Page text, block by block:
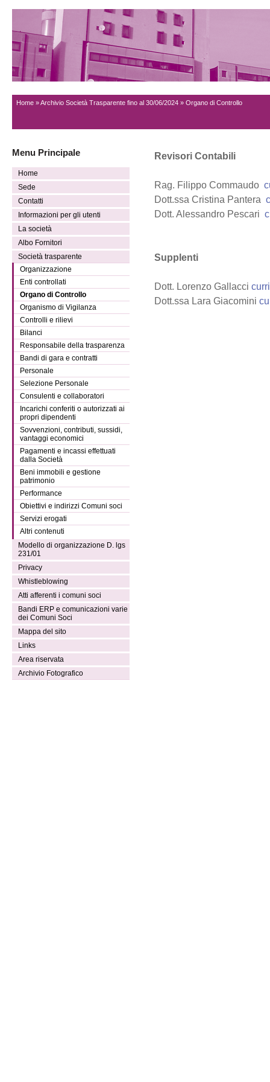
Home »Archivio Società Trasparente fino al 30/06/2024 » Organo di Controllo
Menu Principale
Home
Sede
Contatti
Informazioni per gli utenti
La società
Albo Fornitori
Società trasparente
Organizzazione
Enti controllati
Organo di Controllo
Organismo di Vigilanza
Controlli e rilievi
Bilanci
Responsabile della trasparenza
Bandi di gara e contratti
Personale
Selezione Personale
Consulenti e collaboratori
Incarichi conferiti o autorizzati ai
propri dipendenti
Sovvenzioni, contributi, sussidi,
vantaggi economici
Pagamenti e incassi effettuati
dalla Società
Beni immobili e gestione
patrimonio
Performance
Obiettivi e indirizzi Comuni soci
Servizi erogati
Altri contenuti
Modello di organizzazione D. lgs
231/01
Privacy
Whistleblowing
Atti afferenti i comuni soci
Bandi ERP e comunicazioni varie
dei Comuni Soci
Mappa del sito
Links
Area riservata
Archivio Fotografico
Revisori Contabili
Rag. Filippo Commaudo
Dott.ssa Cristina Pantera
Dott. Alessandro Pescari
Supplenti
Dott. Lorenzo Gallacci
Dott.ssa Lara Giacomini